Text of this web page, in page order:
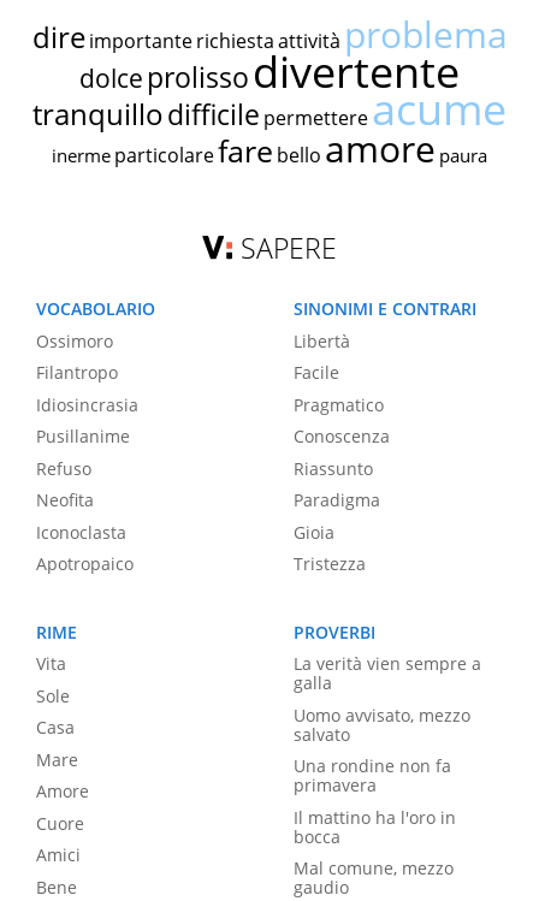
dire importante richiestaattività problema
dolce prolissodivertente
tranquillodifficile permettereacume
inerme particolarefare bello amore paura
SAPERE
VOCABOLARIO
Ossimoro
Filantropo
Idiosincrasia
Pusillanime
Refuso
Neofita
Iconoclasta
Apotropaico
SINONIMI E CONTRARI
Libertà
Facile
Pragmatico
Conoscenza
Riassunto
Paradigma
Gioia
Tristezza
RIME
Vita
Sole
Casa
Mare
Amore
Cuore
Amici
Bene
PROVERBI
La verità vien sempre a
galla
Uomo avvisato, mezzo
salvato
Una rondine non fa
primavera
Il mattino ha l'oro in
bocca
Mal comune, mezzo
gaudio